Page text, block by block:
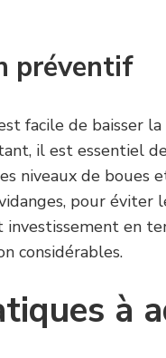
préventif
facile de baisser
il est essentiel
niveaux de boues
pour éviter
investissement en
considérables.
à